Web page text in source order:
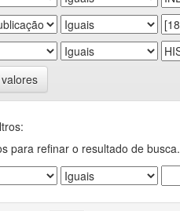
para refinar o resultado de busca.